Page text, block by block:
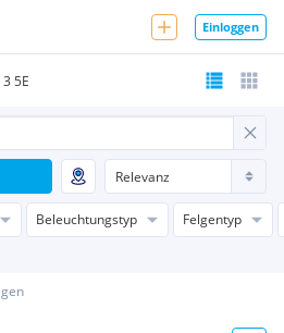
Einloggen
5E
Beleuchtungstyp
Felgentyp